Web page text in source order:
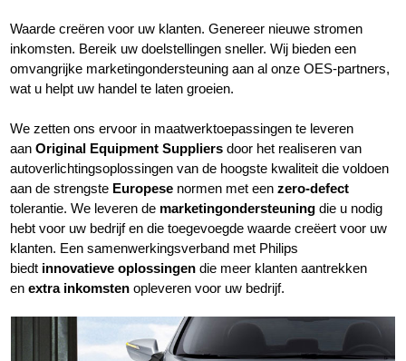
Waarde creëren voor uw klanten. Genereer nieuwe stromen
inkomsten. Bereik uw doelstellingen sneller. Wij bieden een
omvangrijke marketingondersteuning aan al onze OES-partners,
wat u helpt uw handel te laten groeien.
We zetten ons ervoor in maatwerktoepassingen te leveren
aanOriginal Equipment Suppliers door het realiseren van
autoverlichtingsoplossingen van de hoogste kwaliteit die voldoen
aan de strengste Europese normen met eenzero-defect
tolerantie. We leveren de marketingondersteuning die u nodig
hebt voor uw bedrijf en die toegevoegde waarde creëert voor uw
klanten. Een samenwerkingsverband met Philips
biedt innovatieve oplossingen die meer klanten aantrekken
enextra inkomsten opleveren voor uw bedrijf.